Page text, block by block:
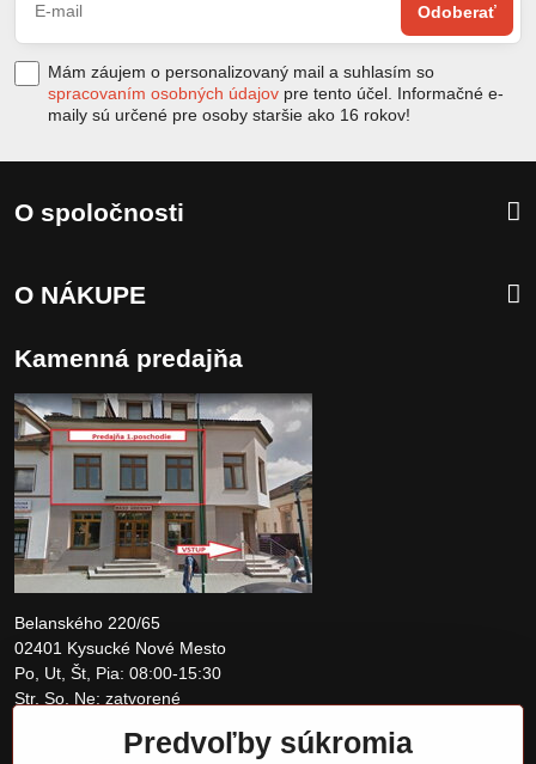
Odoberať
Mám záujem o personalizovaný mail a suhlasím so
spracovaním osobných údajov pre tento účel. Informačné e-
maily sú určené pre osoby staršie ako 16 rokov!
O spoločnosti
O NÁKUPE
Kamenná predajňa
Belanského 220/65
02401 Kysucké Nové Mesto
Po, Ut, Št, Pia: 08:00-15:30
Str, So, Ne: zatvorené
Predvoľby súkromia